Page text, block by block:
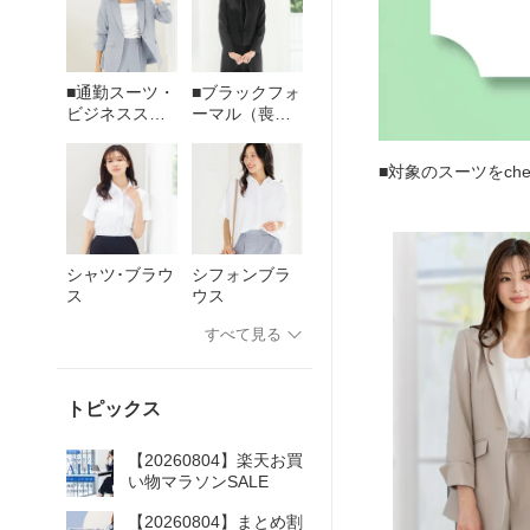
■通勤スーツ・
ビジネススー
■ブラックフォ
ーマル（喪
シャツ･ブラウ
ス
シフォンブラ
ウス
すべて見る
トピックス
【20260804】楽天お買
い物マラソンSALE
【20260804】まとめ割
■対象のスーツを